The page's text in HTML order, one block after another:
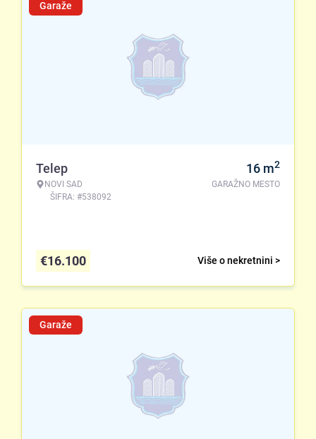
Garaže
Telep
NOVI SAD
ŠIFRA: #538092
16 m2
GARAŽNO MESTO
Više o nekretnini >
€16.100
Garaže